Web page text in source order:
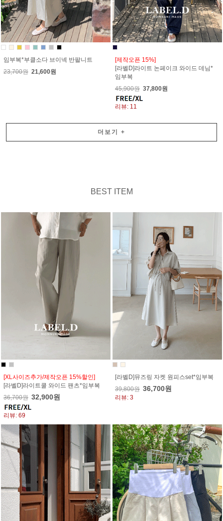
임부복*부클소다 브이넥 반팔니트
23,700원 21,600원
[제작오픈 15%]
[라벨D]라이트 논페이크 와이드 데님*
임부복
45,900원 37,800원
리뷰: 11
더보기 +
BEST ITEM
[XL사이즈추가/제작오픈 15%할인]
[라벨D]라이트쿨 와이드 팬츠*임부복
36,700원 32,900원
리뷰: 69
[라벨D]뮤즈링 자켓 원피스set*임부복
39,800원 36,700원
리뷰: 3